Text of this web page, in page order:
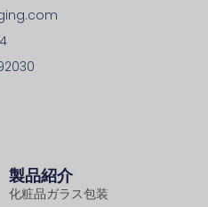
製品紹介
化粧品ガラス包装